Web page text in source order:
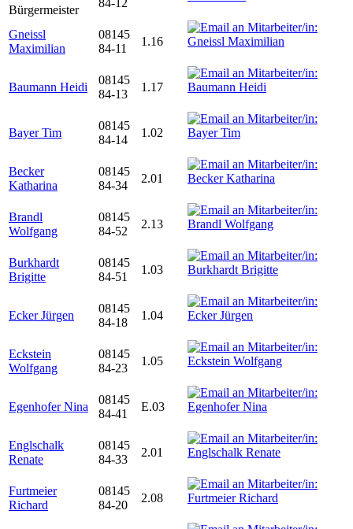
Bürgermeister
84-12
Gneissl
Maximilian
08145
84-11
1.16
Baumann Heidi
08145
84-13
1.17
Bayer Tim
08145
84-14
1.02
Becker
Katharina
08145
84-34
2.01
Brandl
Wolfgang
08145
84-52
2.13
Burkhardt
Brigitte
08145
84-51
1.03
Ecker Jürgen
08145
84-18
1.04
Eckstein
Wolfgang
08145
84-23
1.05
Egenhofer Nina
08145
84-41
E.03
Englschalk
Renate
08145
84-33
2.01
Furtmeier
Richard
08145
84-20
2.08